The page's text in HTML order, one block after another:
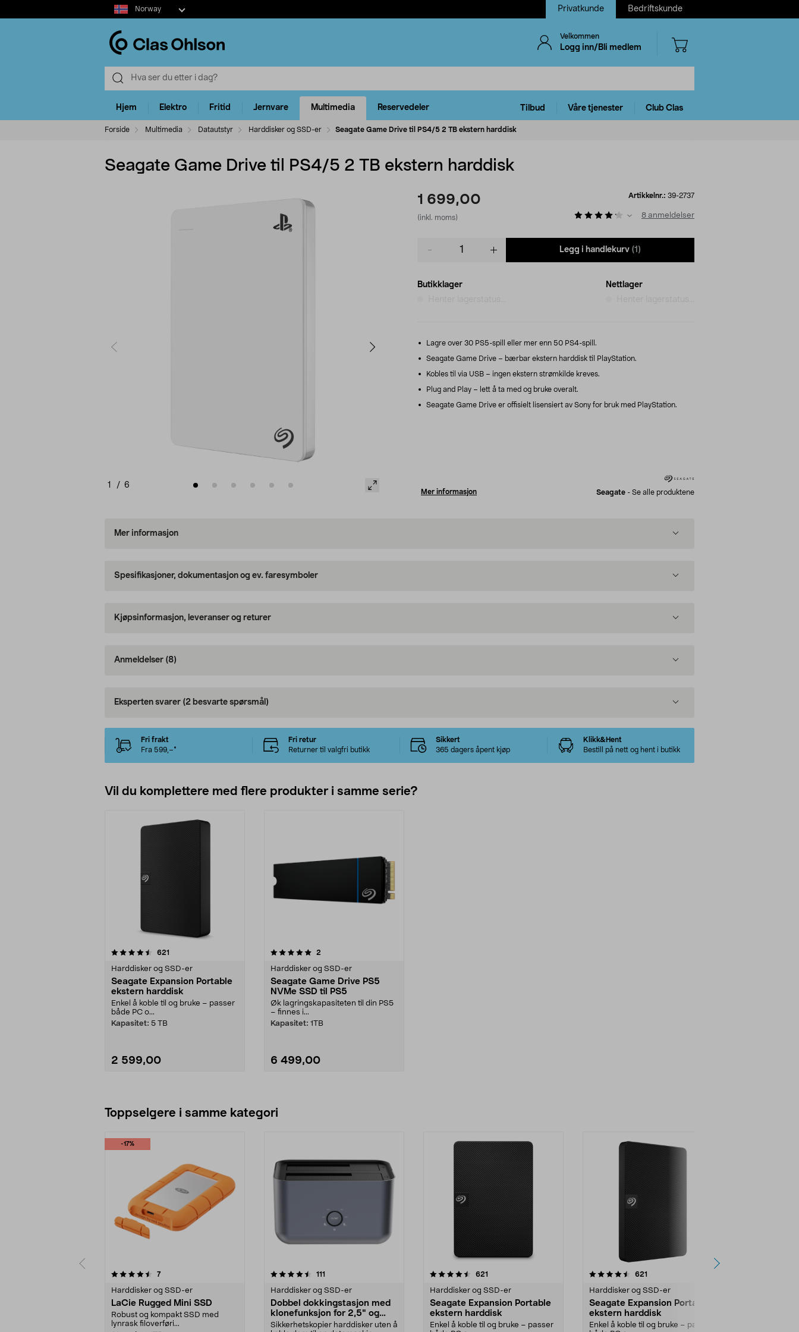
Select
market
Norway Privatkunde Bedriftskunde
Velkommen
Logg inn/Bli medlem
Hjem Elektro Fritid Jernvare Multimedia Reservedeler Tilbud Våre tjenester Club Clas
Forside Multimedia Datautstyr Harddisker og SSD-er Seagate Game Drive til PS4/5 2 TB ekstern harddisk
Seagate Game Drive til PS4/5 2 TB ekstern harddisk
1 / 6
1 699,00
(inkl. moms)
Artikkelnr.: 39-2737
8 anmeldelser
Legg i handlekurv (1)
Butikklager
Nettlager
Lagre over 30 PS5-spill eller mer enn 50 PS4-spill.
Seagate Game Drive – bærbar ekstern harddisk til PlayStation.
Kobles til via USB – ingen ekstern strømkilde kreves.
Plug and Play – lett å ta med og bruke overalt.
Seagate Game Drive er offisielt lisensiert av Sony for bruk med PlayStation.
Mer informasjon Seagate - Se alle produktene
Mer informasjon
Spesifikasjoner, dokumentasjon og ev. faresymboler
Kjøpsinformasjon, leveranser og returer
Anmeldelser (8)
Eksperten svarer (2 besvarte spørsmål)
Fri frakt
Fra 599,–*
Fri retur
Returner til valgfri butikk
Sikkert
365 dagers åpent kjøp
Klikk&Hent
Bestill på nett og hent i butikk
Vil du komplettere med flere produkter i samme serie?
621
Harddisker og SSD-er
Seagate Expansion Portable
ekstern harddisk
Enkel å koble til og bruke – passer
både PC o...
Kapasitet: 5 TB
2 599,00
5.0av 5 stjerner 2
Harddisker og SSD-er
Seagate Game Drive PS5
NVMe SSD til PS5
Øk lagringskapasiteten til din PS5
– finnes i...
Kapasitet: 1TB
6 499,00
Toppselgere i samme kategori
-17%
7anmeldelser
Harddisker og SSD-er
LaCie Rugged Mini SSD
Robust og kompakt SSD med
lynrask filoverføri...
4.5 av 5 stjerner 111
Harddisker og SSD-er
Dobbel dokkingstasjon med
klonefunksjon for 2,5" og
3,5" harddisk, USB 3.0
Sikkerhetskopier harddisker uten å
4.5 av 5 stjerner 621
Harddisker og SSD-er
Seagate Expansion Portable
ekstern harddisk
Enkel å koble til og bruke – passer
4.5 av 5 stjerner 621
Harddisker og SSD-er
Seagate Expansion Portable
ekstern harddisk
Enkel å koble til og bruke – passer
4.5 av 5 stjerner